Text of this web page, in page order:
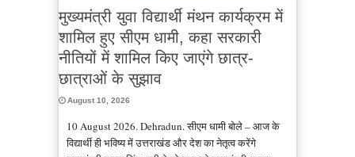
मुख्यमंत्री युवा विद्यार्थी मंथन कार्यक्रम में
शामिल हुए सीएम धामी, कहा सरकारी
नीतियों में शामिल किए जाएंगे छात्र-
छात्राओं के सुझाव
August 10, 2026
10 August 2026. Dehradun. सीएम धामी बोले – आज के
विद्यार्थी ही भविष्य में उत्तराखंड और देश का नेतृत्व करेंगे